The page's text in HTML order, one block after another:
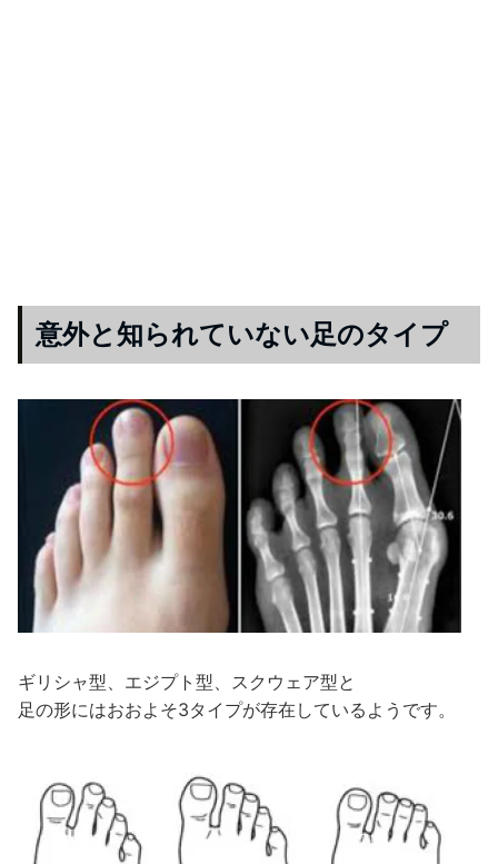
意外と知られていない足のタイプ
ギリシャ型、エジプト型、スクウェア型と
足の形にはおおよそ3タイプが存在しているようです。